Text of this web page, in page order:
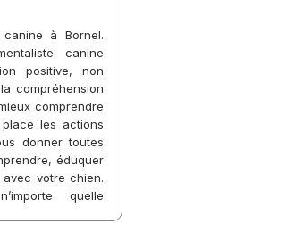
canine à Bornel.
canine
positive, non
compréhension
comprendre
les actions
donner toutes
éduquer
votre chien.
quelle